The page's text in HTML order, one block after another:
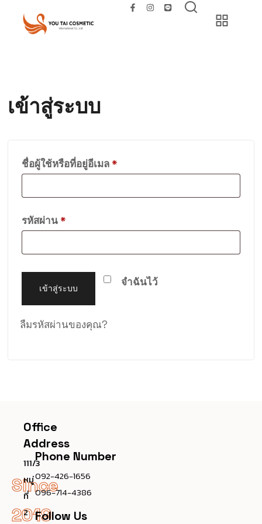
เข้าสู่ระบบ
ชื่อผู้ใช้หรือที่อยู่อีเมล *
รหัสผ่าน *
จำฉันไว้
เข้าสู่ระบบ
ลืมรหัสผ่านของคุณ?
Since
2019
Office
Address
111/3
หมู่
ที่
2
Phone Number
092-426-1656
096-714-4386
Follow Us